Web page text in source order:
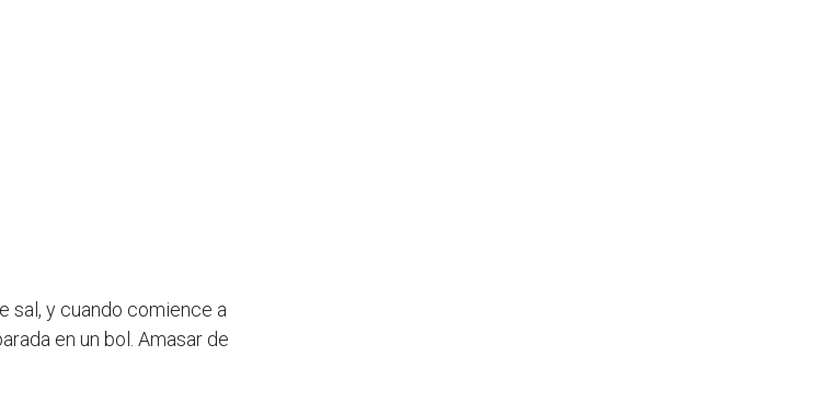
sal, y cuando comience a
en un bol. Amasar de